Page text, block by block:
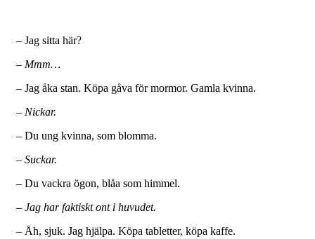
– Jag sitta här?
– Mmm…
– Jag åka stan. Köpa gåva för mormor. Gamla kvinna.
– Nickar.
– Du ung kvinna, som blomma.
– Suckar.
– Du vackra ögon, blåa som himmel.
– Jag har faktiskt ont i huvudet.
– Åh, sjuk. Jag hjälpa. Köpa tabletter, köpa kaffe.